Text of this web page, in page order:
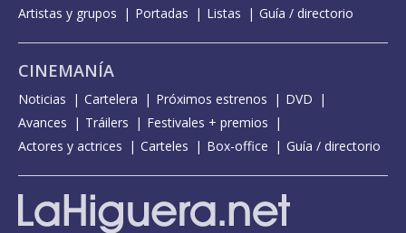
Artistas y grupos
Portadas Listas Guía / directorio
CINEMANÍA
Noticias Cartelera Próximos estrenos
DVD
Avances
Tráilers
Festivales + premios
Actores y actrices
Carteles Box-office Guía / directorio